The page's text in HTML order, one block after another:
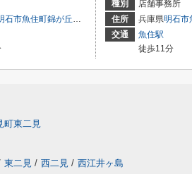
石市魚住町錦が丘４丁目12-4
種別
店舗事務所
住所
兵庫県明石市
交通
魚住駅
徒歩11分
町東二見
東二見 / 西二見 / 西江井ヶ島